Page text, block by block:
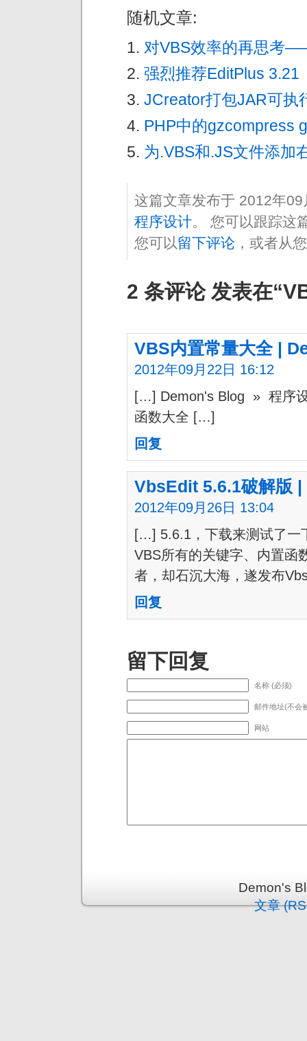
随机文章:
对VBS效率的再思考
强烈推荐EditPlus 3.21
JCreator打包JAR可执
PHP中的gzcompress
为.VBS和.JS文件添加
这篇文章发布于 2012年
程序设计。 您可以跟踪这
您可以留下评论 ，或者从
2 条评论 发表在
VBS内置常量大全 |
2012年09月22日 16:12
[…] Demon's Blog » 程序
函数大全 […]
回复
VbsEdit 5.6.1破解版
2012年09月26日 13:04
[…] 5.6.1，下载来测试了一
VBS所有的关键字、内置函
者，却石沉大海，遂发布
回复
留下回复
名称 (必须)
邮件地址(不会
网站
Demon's
文章